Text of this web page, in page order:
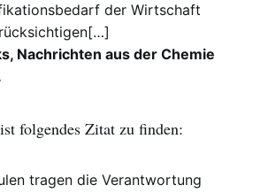
der Wirtschaft
Nachrichten aus der Chemie
folgendes Zitat zu finden:
tragen die Verantwortung